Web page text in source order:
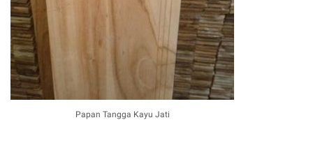
Papan Tangga Kayu Jati